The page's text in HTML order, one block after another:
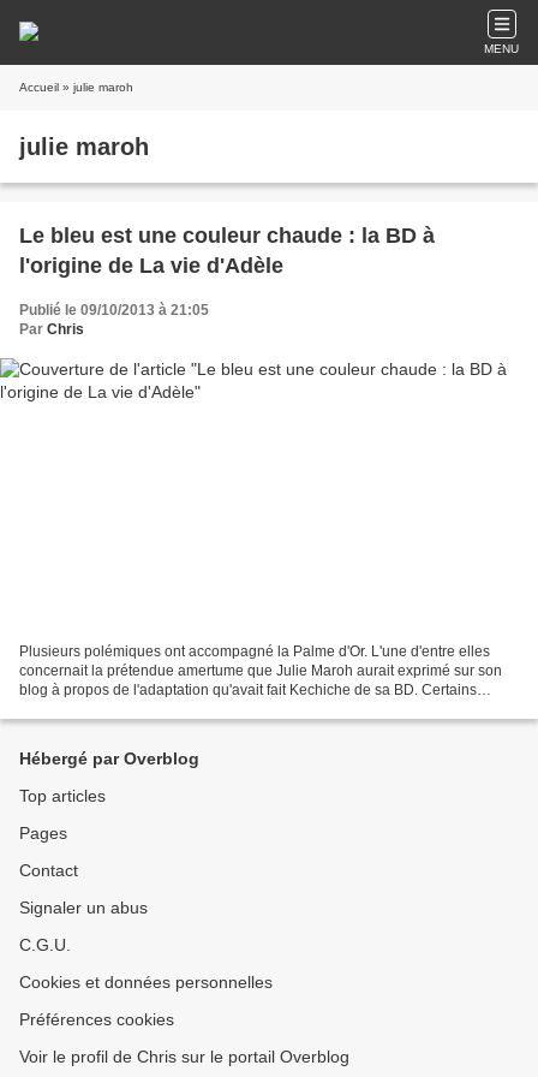
MENU
Accueil » julie maroh
julie maroh
Le bleu est une couleur chaude : la BD à
l'origine de La vie d'Adèle
Publié le 09/10/2013 à 21:05
Par Chris
Plusieurs polémiques ont accompagné la Palme d'Or. L'une d'entre elles
concernait la prétendue amertume que Julie Maroh aurait exprimé sur son
blog à propos de l'adaptation qu'avait fait Kechiche de sa BD. Certains
Hébergé par Overblog
Top articles
Pages
Contact
Signaler un abus
C.G.U.
Cookies et données personnelles
Préférences cookies
Voir le profil de Chris sur le portail Overblog